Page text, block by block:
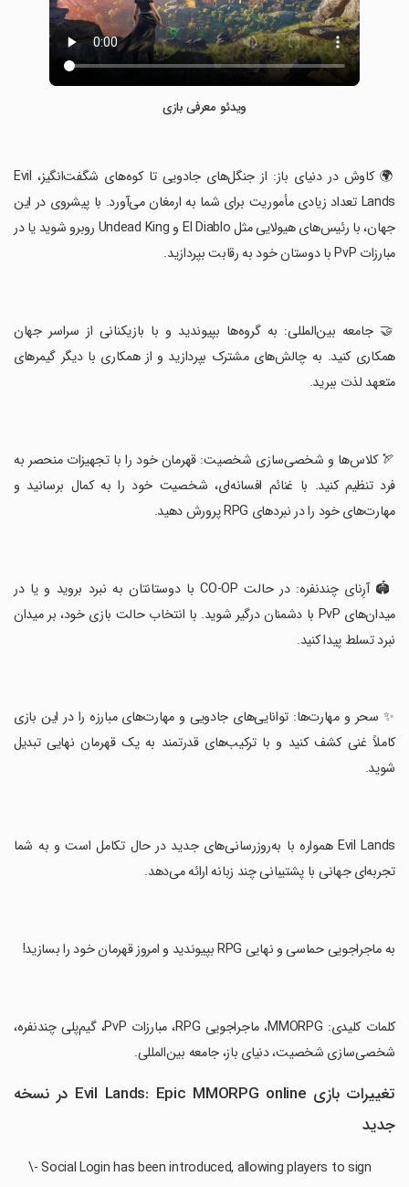
ویدئو معرفی بازی
‏🌍 کاوش در دنیای باز: از جنگل‌های جادویی تا کوه‌های شگفت‌انگیز، Evil
Lands تعداد زیادی مأموریت برای شما به ارمغان می‌آورد. با پیشروی در این
جهان، با رئیس‌های هیولایی مثل El Diablo و Undead King روبرو شوید یا در
مبارزات PvP با دوستان خود به رقابت بپردازید.
‏🤝 جامعه بین‌المللی: به گروه‌ها بپیوندید و با بازیکنانی از سراسر جهان
همکاری کنید. به چالش‌های مشترک بپردازید و از همکاری با دیگر گیمرهای
متعهد لذت ببرید.
‏🏹 کلاس‌ها و شخصی‌سازی شخصیت: قهرمان خود را با تجهیزات منحصر به
فرد تنظیم کنید. با غنائم افسانه‌ای، شخصیت خود را به کمال برسانید و
مهارت‌های خود را در نبردهای RPG پرورش دهید.
‏🏟️ آرِنای چندنفره: در حالت CO-OP با دوستانتان به نبرد بروید و یا در
میدان‌های PvP با دشمنان درگیر شوید. با انتخاب حالت بازی خود، بر میدان
نبرد تسلط پیدا کنید.
‏✨ سحر و مهارت‌ها: توانایی‌های جادویی و مهارت‌های مبارزه را در این بازی
کاملاً غنی کشف کنید و با ترکیب‌های قدرتمند به یک قهرمان نهایی تبدیل
شوید.
‏Evil Lands همواره با به‌روزرسانی‌های جدید در حال تکامل است و به شما
تجربه‌ای جهانی با پشتیبانی چند زبانه ارائه می‌دهد.
‏به ماجراجویی حماسی و نهایی RPG بپیوندید و امروز قهرمان خود را بسازید!
‏کلمات کلیدی: MMORPG، ماجراجویی RPG، مبارزات PvP، گیم‌پلی چندنفره،
شخصی‌سازی شخصیت، دنیای باز، جامعه بین‌المللی.
تغییرات بازی Evil Lands: Epic MMORPG online در نسخه
جدید
\- Social Login has been introduced, allowing players to sign